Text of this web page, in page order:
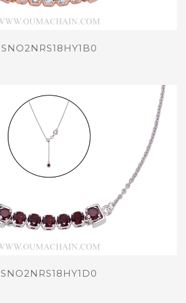
SNO2NRS18HY1B0
SNO2NRS18HY1D0